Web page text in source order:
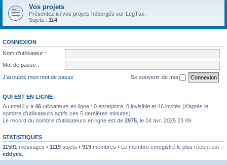
Vos projets
Présentez ici vos projets hébergés sur LegTux.
Sujets : 114
CONNEXION
Nom d’utilisateur :
Mot de passe :
J’ai oublié mon mot de passe
Se souvenir de moi
QUI EST EN LIGNE
Au total il y a 46 utilisateurs en ligne : 0 enregistré, 0 invisible et 46 invités (d’après le
nombre d’utilisateurs actifs ces 5 dernières minutes)
Le record du nombre d’utilisateurs en ligne est de 2975 , le 04 avr. 2025 23:49
STATISTIQUES
11501 messages • 1115 sujets • 919 membres • Le membre enregistré le plus récent est
eddyes